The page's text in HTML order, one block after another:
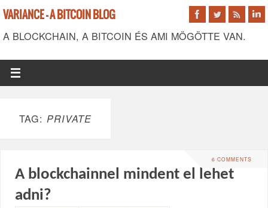
VARIANCE - A BITCOIN BLOG
A BLOCKCHAIN, A BITCOIN ÉS AMI MÖGÖTTE VAN.
TAG: PRIVATE
6 COMMENTS
A blockchainnel mindent el lehet
adni?